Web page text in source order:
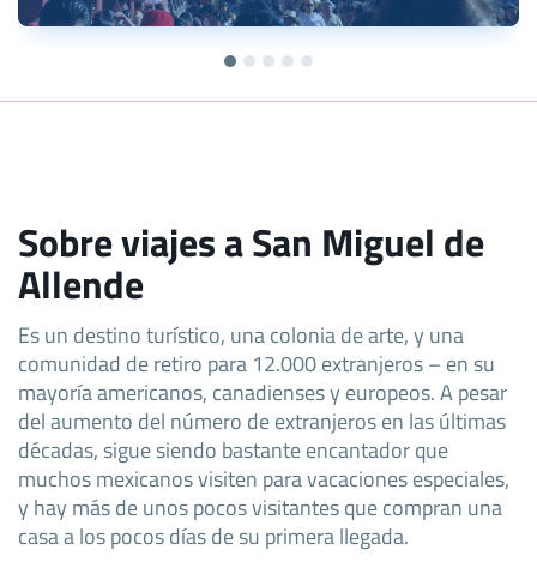
Sobre viajes a San Miguel de
Allende
Es un destino turístico, una colonia de arte, y una
comunidad de retiro para 12.000 extranjeros – en su
mayoría americanos, canadienses y europeos. A pesar
del aumento del número de extranjeros en las últimas
décadas, sigue siendo bastante encantador que
muchos mexicanos visiten para vacaciones especiales,
y hay más de unos pocos visitantes que compran una
casa a los pocos días de su primera llegada.